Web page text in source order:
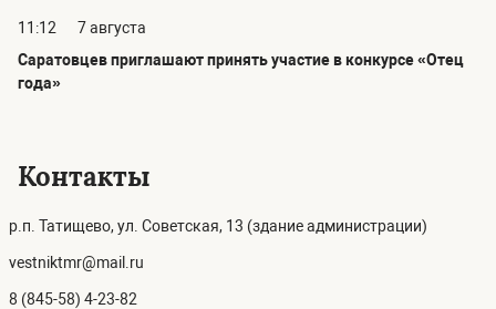
11:12
7 августа
Саратовцев приглашают принять участие в конкурсе «Отец
года»
Контакты
р.п. Татищево, ул. Советская, 13 (здание администрации)
vestniktmr@mail.ru
8 (845-58) 4-23-82